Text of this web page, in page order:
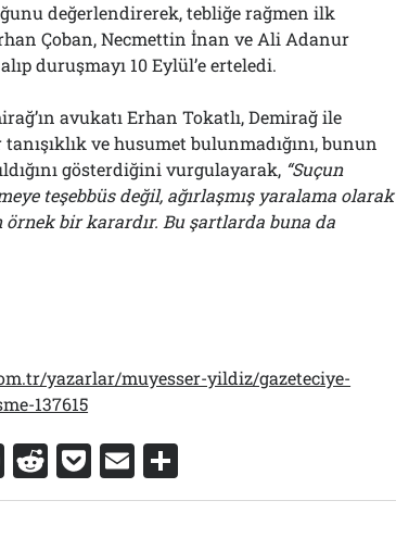
değerlendirerek, tebliğe rağmen ilk
Çoban, Necmettin İnan ve Ali Adanur
duruşmayı 10 Eylül’e erteledi.
avukatı Erhan Tokatlı, Demirağ ile
ve husumet bulunmadığını, bunun
gösterdiğini vurgulayarak, “Suçun
teşebbüs değil, ağırlaşmış yaralama olarak
örnek bir karardır. Bu şartlarda buna da
yazarlar/muyesser-yildiz/gazeteciye-
137615
F
a
R
e
P
o
E
m h